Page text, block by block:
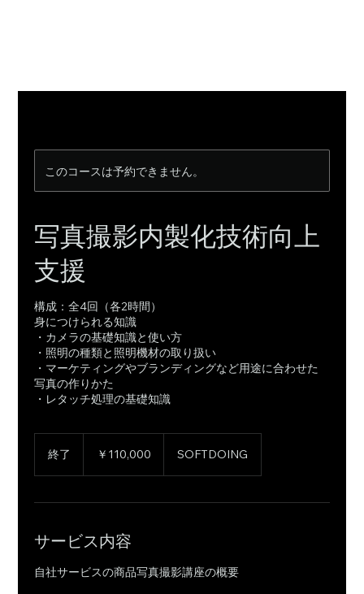
このコースは予約できません。
写真撮影内製化技術向上
支援
構成：全4回（各2時間）
身につけられる知識
・カメラの基礎知識と使い方
・照明の種類と照明機材の取り扱い
・マーケティングやブランディングなど用途に合わせた
写真の作りかた
・レタッチ処理の基礎知識
終了 ￥110,000 SOFTDOING
サービス内容
自社サービスの商品写真撮影講座の概要